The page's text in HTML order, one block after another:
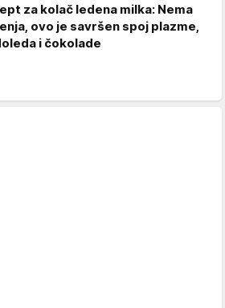
za kolač ledena milka: Nema
ovo je savršen spoj plazme,
i čokolade